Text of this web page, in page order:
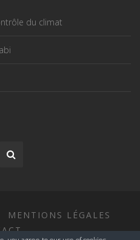
du climat
MENTIONS LÉGALES